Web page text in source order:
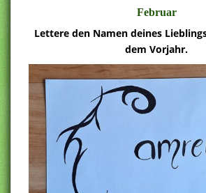
Februar
Lettere den Namen deines
dem Vorjahr.